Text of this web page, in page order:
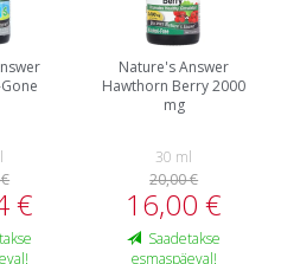
€
Nature's Answer
Hawthorn Berry 2000
mg
30 ml
20,00 €
16,00 €
Saadetakse
esmaspäeval!